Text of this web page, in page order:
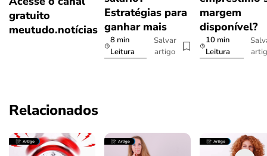
gratuito
meutudo.notícias
Estratégias para
ganhar mais
8 min
Leitura
Salvar
artigo
margem
disponível?
10 min
Leitura
Relacionados